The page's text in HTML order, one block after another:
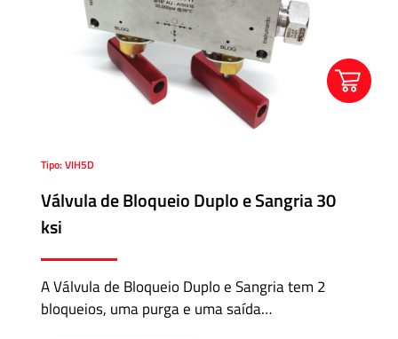
Tipo: VIH5D
Válvula de Bloqueio Duplo e Sangria 30
ksi
A Válvula de Bloqueio Duplo e Sangria tem 2
bloqueios, uma purga e uma saída…